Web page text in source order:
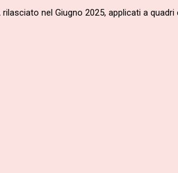
nel Giugno 2025, applicati a